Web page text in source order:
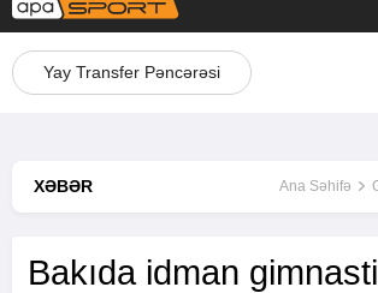
Yay Transfer Pəncərəsi
XƏBƏR Ana Səhifə
Bakıda idman